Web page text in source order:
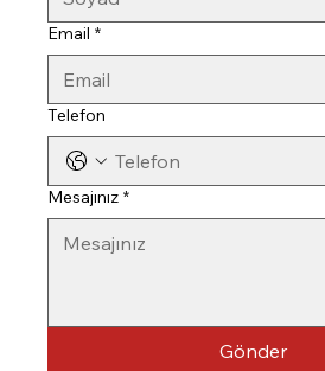
Email *
Telefon
Mesajınız *
Gönder